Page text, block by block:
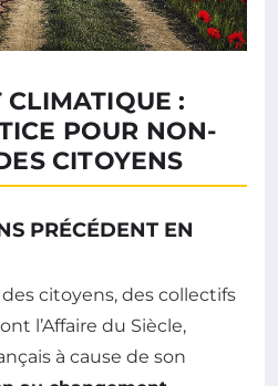
:
POUR NON-
CITOYENS
PRÉCÉDENT EN
citoyens, des collectifs
l’Affaire du Siècle,
à cause de son